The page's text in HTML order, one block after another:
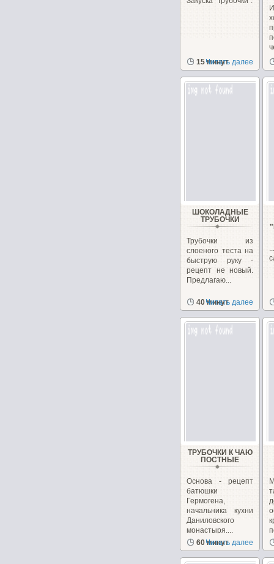
15 минут
Читать далее
ШОКОЛАДНЫЕ
ТРУБОЧКИ
Трубочки из
слоеного теста на
быструю руку -
рецепт не новый.
Предлагаю...
40 минут
Читать далее
ТРУБОЧКИ К ЧАЮ
ПОСТНЫЕ
Основа - рецепт
батюшки
Гермогена,
начальника кухни
Даниловского
монастыря....
60 минут
Читать далее